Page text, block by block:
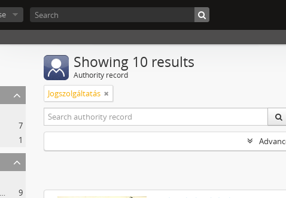
7
1
Városi Levéltár és Kutatóintézet, Székesfehérvár
9
Showing 10 results
Authority record
Jogszolgáltatás